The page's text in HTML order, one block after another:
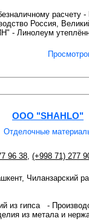
расчету
Россия,
Линолеум
OOO "SHAHLO"
Отделочные
96 38 (+998 71) 277
Чиланзарский
из гипса -
из метала и